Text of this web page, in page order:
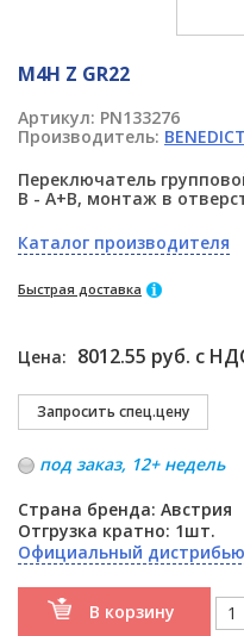
M4H Z GR22
Артикул: PN133276
Производитель: BENEDICT
Переключатель
B - A+B, монтаж в
Каталог производителя
Быстрая доставка
Цена: 8012.55 руб. с
под заказ, 12+ недель
Страна бренда: Австрия
Отгрузка кратно: 1шт.
Официальный
В корзину